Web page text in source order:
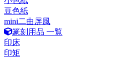
豆色紙
mini二曲屏風
篆刻用品 一覧
印床
印矩